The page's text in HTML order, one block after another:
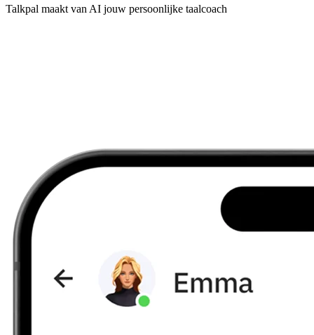
Talkpal maakt van AI jouw persoonlijke taalcoach